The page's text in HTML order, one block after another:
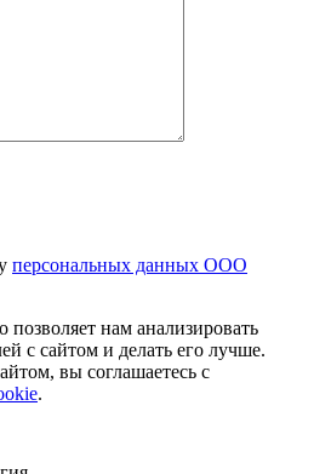
персональных данных ООО
нам анализировать
с сайтом и делать его лучше.
вы соглашаетесь с
.